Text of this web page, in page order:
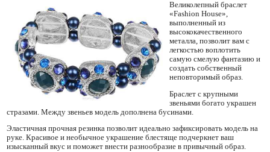
Великолепный браслет
«Fashion House»,
выполненный из
высококачественного
металла, позволит вам с
легкостью воплотить
самую смелую фантазию и
создать собственный
неповторимый образ.
Браслет с крупными
звеньями богато украшен
стразами. Между звеньев модель дополнена бусинами.
Эластичная прочная резинка позволит идеально зафиксировать модель на
руке. Красивое и необычное украшение блестяще подчеркнет ваш
изысканный вкус и поможет внести разнообразие в привычный образ.